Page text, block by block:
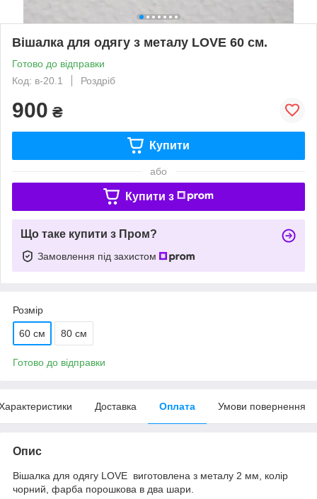
Вішалка для одягу з металу LOVE 60 см.
Готово до відправки
Код: в-20.1
Роздріб
900 ₴
Купити
або
Купити з
Що таке купити з Пром?
Замовлення під захистом
Розмір
60 см 80 см
Готово до відправки
Доставка Оплата Умови повернення
Опис
Вішалка для одягу LOVE виготовлена ​​з металу 2 мм, колір
чорний, фарба порошкова в два шари.